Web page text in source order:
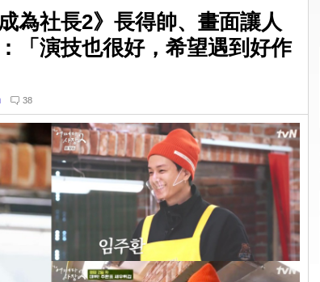
為社長2》長得帥、畫面讓人
「演技也很好，希望遇到好作
38